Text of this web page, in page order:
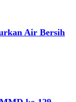
Air Bersih